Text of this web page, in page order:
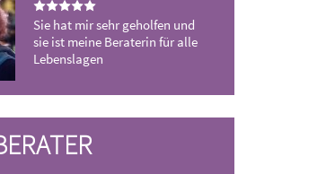
Sie hat mir sehr geholfen und
sie ist meine Beraterin für alle
Lebenslagen